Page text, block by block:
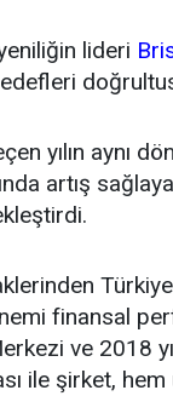
lideri
yılın aynı
artış
finansal
ve 2018
ile şirket,